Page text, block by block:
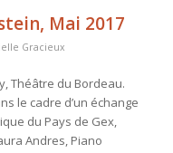
Mai 2017
Gracieux
Théâtre du Bordeau.
le cadre d’un échange
du Pays de Gex,
Andres, Piano